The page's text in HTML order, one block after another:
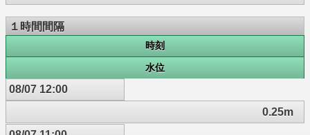
１時間間隔
時刻
水位
08/07 12:00
0.25m